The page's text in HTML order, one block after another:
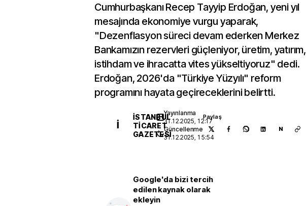
Cumhurbaşkanı Recep Tayyip Erdoğan, yeni yıl
mesajında ekonomiye vurgu yaparak,
"Dezenflasyon süreci devam ederken Merkez
Bankamızın rezervleri güçleniyor, üretim, yatırım,
istihdam ve ihracatta vites yükseltiyoruz" dedi.
Erdoğan, 2026'da "Türkiye Yüzyılı" reform
programını hayata geçireceklerini belirtti.
İ
İSTANBUL
TICARET
GAZETESI
Yayınlanma
31.12.2025, 12:17
Güncellenme
31.12.2025, 15:54
Paylaş
N
Google'da bizi tercih
edilen kaynak olarak
ekleyin